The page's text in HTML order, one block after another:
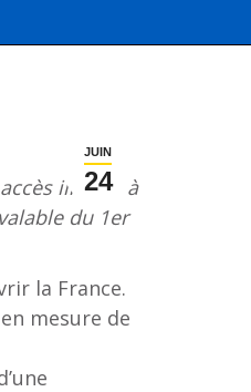
JUIN
24
illimité à
du 1er
la France.
mesure de